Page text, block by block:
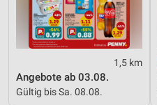
1,5 km
Angebote ab 03.08.
Gültig bis Sa. 08.08.